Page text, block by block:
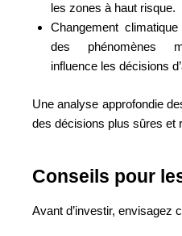
les zones à haut risque.
Changement
des phénomènes
influence les décisions
Une analyse approfondie
des décisions plus sûres et
Conseils pour
Avant d’investir, envisagez